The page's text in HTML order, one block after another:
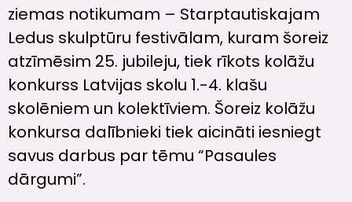
ziemas notikumam – Starptautiskajam
Ledus skulptūru festivālam, kuram šoreiz
atzīmēsim 25. jubileju, tiek rīkots kolāžu
konkurss Latvijas skolu 1.-4. klašu
skolēniem un kolektīviem. Šoreiz kolāžu
konkursa dalībnieki tiek aicināti iesniegt
savus darbus par tēmu “Pasaules
dārgumi”.